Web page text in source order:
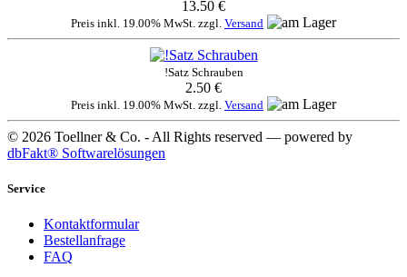
13.50 €
Preis inkl. 19.00% MwSt. zzgl. Versand
!Satz Schrauben
2.50 €
Preis inkl. 19.00% MwSt. zzgl. Versand
© 2026 Toellner & Co. - All Rights reserved — powered by
dbFakt® Softwarelösungen
Service
Kontaktformular
Bestellanfrage
FAQ